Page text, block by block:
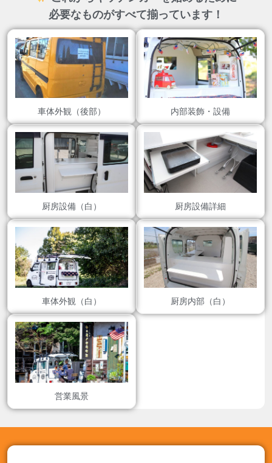
必要なものがすべて揃っています！
車体外観（後部） 内部装飾・設備
厨房設備（白） 厨房設備詳細
車体外観（白） 厨房内部（白）
営業風景